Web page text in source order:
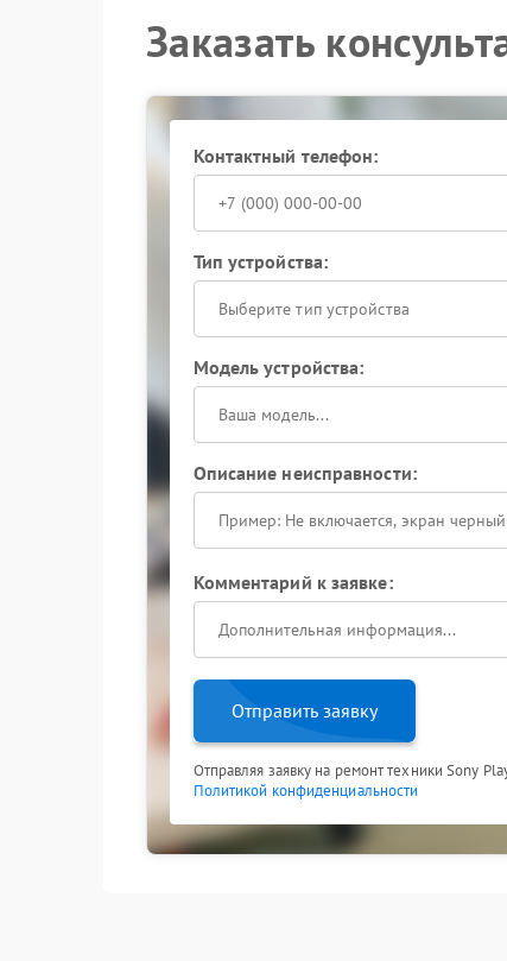
Заказать
Контактный телефон:
Тип устройства:
Выберите тип устройства
Модель устройства:
Описание неисправности:
Комментарий к заявке:
Отправить заявку
Отправляя заявку на ремонт техники Sony
Политикой конфиденциальности